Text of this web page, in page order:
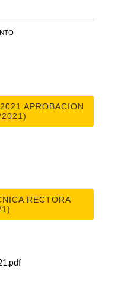
APROBACION
RECTORA